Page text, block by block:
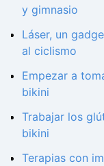
y gimnasio
Láser, un
al ciclismo
Empezar a
bikini
Trabajar los
bikini
Terapias con